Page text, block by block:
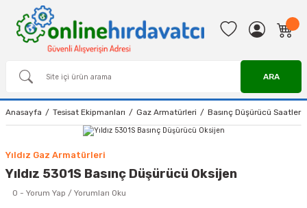
ARA
Anasayfa Tesisat Ekipmanları Gaz Armatürleri Basınç Düşürücü Saatler
Yıldız Gaz Armatürleri
Yıldız 5301S Basınç Düşürücü Oksijen
0 - Yorum Yap / Yorumları Oku